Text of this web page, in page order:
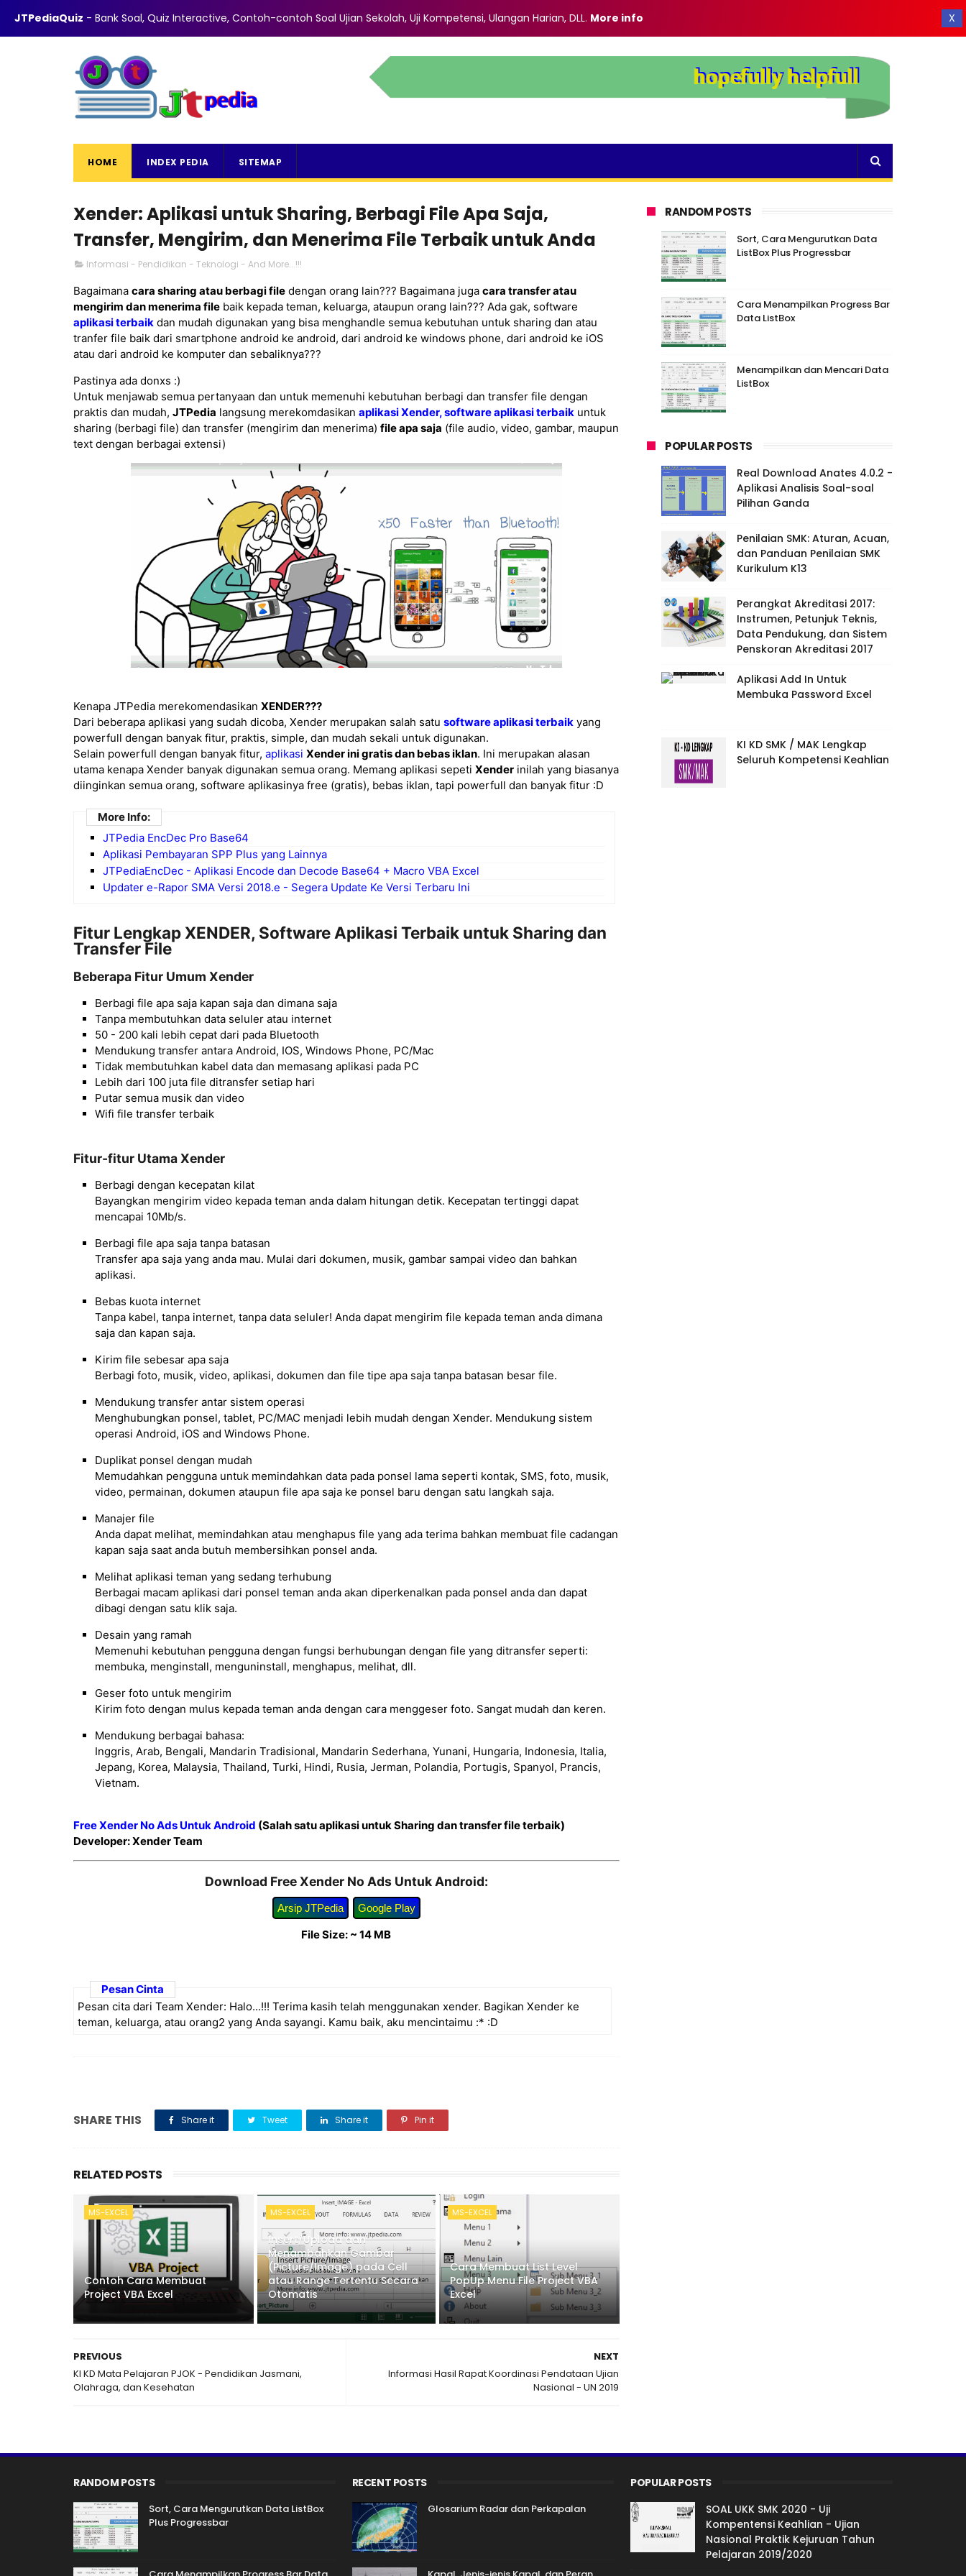
X
JTPediaQuiz - Bank Soal, Quiz Interactive, Contoh-contoh Soal Ujian Sekolah, Uji Kompetensi, Ulangan Harian, DLL. More info
ABOUT CONTACT PRIVACY DISCLAIMER TOS
HOME INDEX PEDIA SITEMAP
Xender: Aplikasi untuk Sharing, Berbagi File Apa Saja,
Transfer, Mengirim, dan Menerima File Terbaik untuk Anda
Informasi - Pendidikan - Teknologi - And More...!!!
Bagaimana cara sharing atau berbagi file dengan orang lain??? Bagaimana juga cara transfer atau
mengirim dan menerima file baik kepada teman, keluarga, ataupun orang lain??? Ada gak, software
aplikasi terbaik dan mudah digunakan yang bisa menghandle semua kebutuhan untuk sharing dan atau
tranfer file baik dari smartphone android ke android, dari android ke windows phone, dari android ke iOS
atau dari android ke komputer dan sebaliknya???
Pastinya ada donxs :)
Untuk menjawab semua pertanyaan dan untuk memenuhi kebutuhan berbagi dan transfer file dengan
praktis dan mudah, JTPedia langsung merekomdasikan aplikasi Xender, software aplikasi terbaik untuk
sharing (berbagi file) dan transfer (mengirim dan menerima) file apa saja (file audio, video, gambar, maupun
text dengan berbagai extensi)
Kenapa JTPedia merekomendasikan XENDER???
Dari beberapa aplikasi yang sudah dicoba, Xender merupakan salah satu software aplikasi terbaik yang
powerfull dengan banyak fitur, praktis, simple, dan mudah sekali untuk digunakan.
Selain powerfull dengan banyak fitur, aplikasi Xender ini gratis dan bebas iklan. Ini merupakan alasan
utama kenapa Xender banyak digunakan semua orang. Memang aplikasi sepeti Xender inilah yang biasanya
diinginkan semua orang, software aplikasinya free (gratis), bebas iklan, tapi powerfull dan banyak fitur :D
More Info:
JTPedia EncDec Pro Base64
Aplikasi Pembayaran SPP Plus yang Lainnya
JTPediaEncDec - Aplikasi Encode dan Decode Base64 + Macro VBA Excel
Updater e-Rapor SMA Versi 2018.e - Segera Update Ke Versi Terbaru Ini
Fitur Lengkap XENDER, Software Aplikasi Terbaik untuk Sharing dan
Transfer File
Beberapa Fitur Umum Xender
Berbagi file apa saja kapan saja dan dimana saja
Tanpa membutuhkan data seluler atau internet
50 - 200 kali lebih cepat dari pada Bluetooth
Mendukung transfer antara Android, IOS, Windows Phone, PC/Mac
Tidak membutuhkan kabel data dan memasang aplikasi pada PC
Lebih dari 100 juta file ditransfer setiap hari
Putar semua musik dan video
Wifi file transfer terbaik
Fitur-fitur Utama Xender
Berbagi dengan kecepatan kilat
Bayangkan mengirim video kepada teman anda dalam hitungan detik. Kecepatan tertinggi dapat
mencapai 10Mb/s.
Berbagi file apa saja tanpa batasan
Transfer apa saja yang anda mau. Mulai dari dokumen, musik, gambar sampai video dan bahkan
aplikasi.
Bebas kuota internet
Tanpa kabel, tanpa internet, tanpa data seluler! Anda dapat mengirim file kepada teman anda dimana
saja dan kapan saja.
Kirim file sebesar apa saja
Berbagi foto, musik, video, aplikasi, dokumen dan file tipe apa saja tanpa batasan besar file.
Mendukung transfer antar sistem operasi
Menghubungkan ponsel, tablet, PC/MAC menjadi lebih mudah dengan Xender. Mendukung sistem
operasi Android, iOS and Windows Phone.
Duplikat ponsel dengan mudah
Memudahkan pengguna untuk memindahkan data pada ponsel lama seperti kontak, SMS, foto, musik,
video, permainan, dokumen ataupun file apa saja ke ponsel baru dengan satu langkah saja.
Manajer file
Anda dapat melihat, memindahkan atau menghapus file yang ada terima bahkan membuat file cadangan
kapan saja saat anda butuh membersihkan ponsel anda.
Melihat aplikasi teman yang sedang terhubung
Berbagai macam aplikasi dari ponsel teman anda akan diperkenalkan pada ponsel anda dan dapat
dibagi dengan satu klik saja.
Desain yang ramah
Memenuhi kebutuhan pengguna dengan fungsi berhubungan dengan file yang ditransfer seperti:
membuka, menginstall, menguninstall, menghapus, melihat, dll.
Geser foto untuk mengirim
Kirim foto dengan mulus kepada teman anda dengan cara menggeser foto. Sangat mudah dan keren.
Mendukung berbagai bahasa:
Inggris, Arab, Bengali, Mandarin Tradisional, Mandarin Sederhana, Yunani, Hungaria, Indonesia, Italia,
Jepang, Korea, Malaysia, Thailand, Turki, Hindi, Rusia, Jerman, Polandia, Portugis, Spanyol, Prancis,
Vietnam.
Free Xender No Ads Untuk Android (Salah satu aplikasi untuk Sharing dan transfer file terbaik)
Developer: Xender Team
Download Free Xender No Ads Untuk Android:
Arsip JTPedia Google Play
File Size: ~ 14 MB
Pesan Cinta
Pesan cita dari Team Xender: Halo...!!! Terima kasih telah menggunakan xender. Bagikan Xender ke
teman, keluarga, atau orang2 yang Anda sayangi. Kamu baik, aku mencintaimu :* :D
SHARE THIS Share it Tweet Share it Pin it
RELATED POSTS
MS-EXCEL
Contoh Cara Membuat
Project VBA Excel
MS-EXCEL
Insert/Upload dan
Menambahkan Gambar
(Picture/Image) pada Cell
atau Range Tertentu Secara
Otomatis
MS-EXCEL
Cara Membuat List Level
PopUp Menu File Project VBA
Excel
NEXT
Informasi Hasil Rapat Koordinasi Pendataan Ujian
Nasional - UN 2019
PREVIOUS
KI KD Mata Pelajaran PJOK - Pendidikan Jasmani,
Olahraga, dan Kesehatan
RANDOM POSTS
Sort, Cara Mengurutkan Data
ListBox Plus Progressbar
Cara Menampilkan Progress Bar
Data ListBox
Menampilkan dan Mencari Data
ListBox
POPULAR POSTS
Real Download Anates 4.0.2 -
Aplikasi Analisis Soal-soal
Pilihan Ganda
Penilaian SMK: Aturan, Acuan,
dan Panduan Penilaian SMK
Kurikulum K13
Perangkat Akreditasi 2017:
Instrumen, Petunjuk Teknis,
Data Pendukung, dan Sistem
Penskoran Akreditasi 2017
Aplikasi Add In Untuk
Membuka Password Excel
KI KD SMK / MAK Lengkap
Seluruh Kompetensi Keahlian
RANDOM POSTS
Sort, Cara Mengurutkan Data ListBox
Plus Progressbar
RECENT POSTS
Glosarium Radar dan Perkapalan
POPULAR POSTS
SOAL UKK SMK 2020 - Uji
Kompentensi Keahlian - Ujian
Nasional Praktik Kejuruan Tahun
Pelajaran 2019/2020